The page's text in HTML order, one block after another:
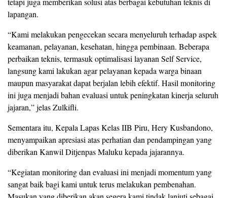
lapangan.
“Kami melakukan pengecekan secara menyeluruh terhadap aspek
keamanan, pelayanan, kesehatan, hingga pembinaan. Beberapa
perbaikan teknis, termasuk optimalisasi layanan Self Service,
langsung kami lakukan agar pelayanan kepada warga binaan
maupun masyarakat dapat berjalan lebih efektif. Hasil monitoring
ini juga menjadi bahan evaluasi untuk peningkatan kinerja seluruh
jajaran,” jelas Zulkifli.
Sementara itu, Kepala Lapas Kelas IIB Piru, Hery Kusbandono,
menyampaikan apresiasi atas perhatian dan pendampingan yang
diberikan Kanwil Ditjenpas Maluku kepada jajarannya.
“Kegiatan monitoring dan evaluasi ini menjadi momentum yang
sangat baik bagi kami untuk terus melakukan pembenahan.